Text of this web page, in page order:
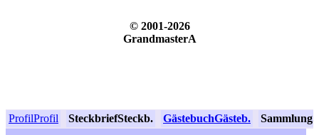
© 2001-2026
GrandmasterA
ProfilProfil SteckbriefSteckb. GästebuchGästeb. Sammlung